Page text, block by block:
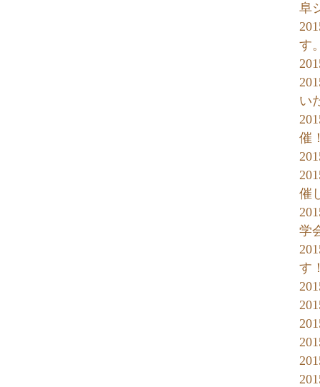
阜
す
い
催
催
学
す